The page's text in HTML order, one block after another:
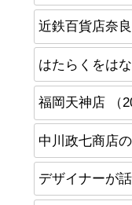
近鉄百貨店奈
はたらくをはな
福岡天神店 （
中川政七商店
デザイナーが